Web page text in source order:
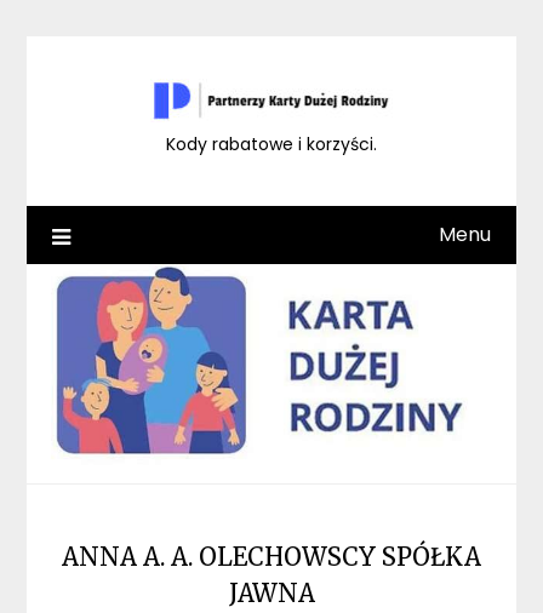
Kody rabatowe i korzyści.
Menu
ANNA A. A. OLECHOWSCY SPÓŁKA
JAWNA